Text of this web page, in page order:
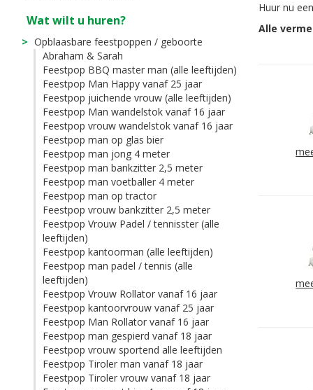
Wat wilt u huren?
Opblaasbare feestpoppen / geboorte
Abraham & Sarah
Feestpop BBQ master man (alle leeftijden)
Feestpop Man Happy vanaf 25 jaar
Feestpop juichende vrouw (alle leeftijden)
Feestpop Man wandelstok vanaf 16 jaar
Feestpop vrouw wandelstok vanaf 16 jaar
Feestpop man op glas bier
Feestpop man jong 4 meter
Feestpop man bankzitter 2,5 meter
Feestpop man voetballer 4 meter
Feestpop man op tractor
Feestpop vrouw bankzitter 2,5 meter
Feestpop Vrouw Padel / tennisster (alle
leeftijden)
Feestpop kantoorman (alle leeftijden)
Feestpop man padel / tennis (alle
leeftijden)
Feestpop Vrouw Rollator vanaf 16 jaar
Feestpop kantoorvrouw vanaf 25 jaar
Feestpop Man Rollator vanaf 16 jaar
Feestpop man gespierd vanaf 18 jaar
Feestpop vrouw sportend alle leeftijden
Feestpop Tiroler man vanaf 18 jaar
Feestpop Tiroler vrouw vanaf 18 jaar
Huur nu
Alle